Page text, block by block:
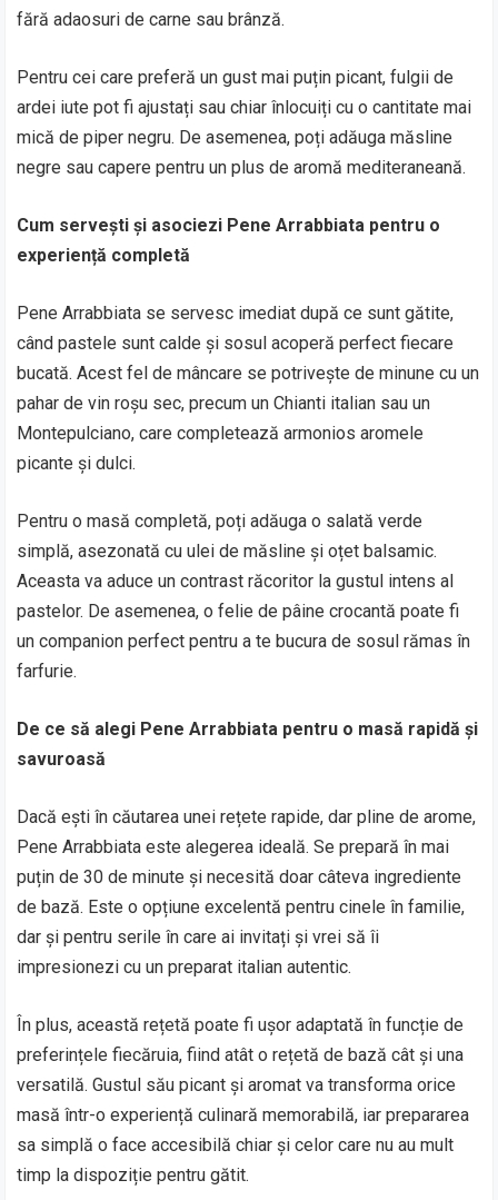
fără adaosuri de carne sau brânză.
Pentru cei care preferă un gust mai puțin picant, fulgii de
ardei iute pot fi ajustați sau chiar înlocuiți cu o cantitate mai
mică de piper negru. De asemenea, poți adăuga măsline
negre sau capere pentru un plus de aromă mediteraneană.
Cum servești și asociezi Pene Arrabbiata pentru o
experiență completă
Pene Arrabbiata se servesc imediat după ce sunt gătite,
când pastele sunt calde și sosul acoperă perfect fiecare
bucată. Acest fel de mâncare se potrivește de minune cu un
pahar de vin roșu sec, precum un Chianti italian sau un
Montepulciano, care completează armonios aromele
picante și dulci.
Pentru o masă completă, poți adăuga o salată verde
simplă, asezonată cu ulei de măsline și oțet balsamic.
Aceasta va aduce un contrast răcoritor la gustul intens al
pastelor. De asemenea, o felie de pâine crocantă poate fi
un companion perfect pentru a te bucura de sosul rămas în
farfurie.
De ce să alegi Pene Arrabbiata pentru o masă rapidă și
savuroasă
Dacă ești în căutarea unei rețete rapide, dar pline de arome,
Pene Arrabbiata este alegerea ideală. Se prepară în mai
puțin de 30 de minute și necesită doar câteva ingrediente
de bază. Este o opțiune excelentă pentru cinele în familie,
dar și pentru serile în care ai invitați și vrei să îi
impresionezi cu un preparat italian autentic.
În plus, această rețetă poate fi ușor adaptată în funcție de
preferințele fiecăruia, fiind atât o rețetă de bază cât și una
versatilă. Gustul său picant și aromat va transforma orice
masă într-o experiență culinară memorabilă, iar prepararea
sa simplă o face accesibilă chiar și celor care nu au mult
timp la dispoziție pentru gătit.